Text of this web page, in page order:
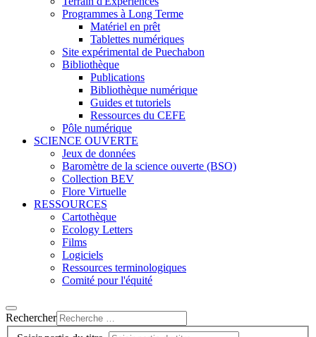
Programmes à Long Terme
Matériel en prêt
Tablettes numériques
Site expérimental de Puechabon
Bibliothèque
Publications
Bibliothèque numérique
Guides et tutoriels
Ressources du CEFE
Pôle numérique
SCIENCE OUVERTE
Jeux de données
Baromètre de la science ouverte (BSO)
Collection BEV
Flore Virtuelle
RESSOURCES
Cartothèque
Ecology Letters
Films
Logiciels
Ressources terminologiques
Comité pour l'équité
Rechercher